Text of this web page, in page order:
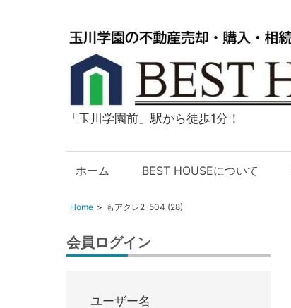
玉
学
の
動
産
入・
「玉川学園前」駅から徒歩1分！
ホーム BEST HOUSEについて
Home もアクレ2-504 (28)
会員ログイン
ユーザー名